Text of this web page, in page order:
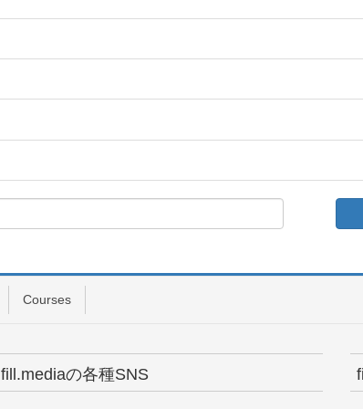
Courses
fill.mediaの各種SNS